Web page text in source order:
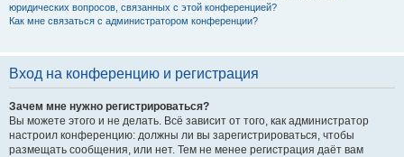
юридических вопросов, связанных с этой конференцией?
Как мне связаться с администратором конференции?
Вход на конференцию и регистрация
Зачем мне нужно регистрироваться?
Вы можете этого и не делать. Всё зависит от того, как администратор
настроил конференцию: должны ли вы зарегистрироваться, чтобы
размещать сообщения, или нет. Тем не менее регистрация даёт вам